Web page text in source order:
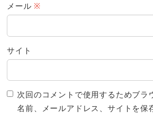
メール ※
サイト
次回のコメントで使用するためブラ
名前、メールアドレス、サイトを保